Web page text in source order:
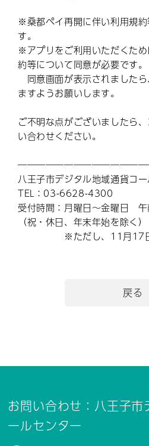
※桑都ペイ再開に伴い利用規
す。
※アプリをご利用いただくた
約等について同意が必要です。
同意画面が表示されました
ますようお願いします。
ご不明な点がございましたら
い合わせください。
八王子市デジタル地域通貨コ
TEL：03-6628-4300
受付時間：月曜日～金曜日
（祝・休日、年末年始を除く）
※ただし、11月17日（
戻る
お問い合わせ：八王子市
ールセンター